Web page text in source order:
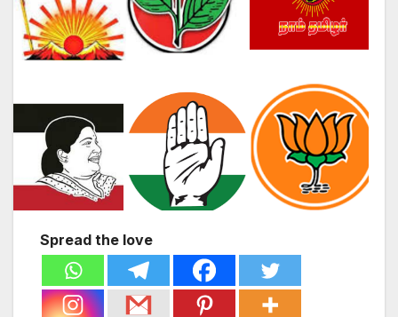
Spread the love